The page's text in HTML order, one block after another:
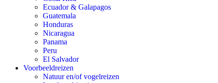
Ecuador & Galapagos
Guatemala
Honduras
Nicaragua
Panama
Peru
El Salvador
Voorbeeldreizen
Natuur en/of vogelreizen